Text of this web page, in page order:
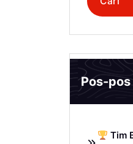
untuk:
Pos-
Tim